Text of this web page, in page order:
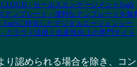
- セールスエンゲージメントSaaS
テンプレート - 便利なテンプレートを無
に特化したデジタルエージェンシー
クラウド活用と生産性向上の専門サイト
り認められる場合を除き、コ